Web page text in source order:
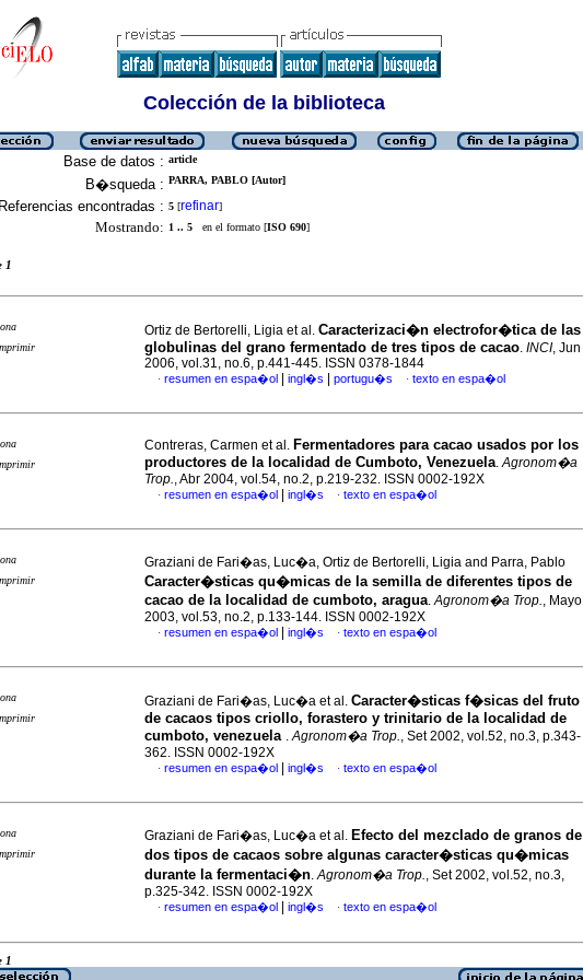
Colección de la biblioteca
Base de datos : article
B�squeda : PARRA, PABLO [Autor]
Referencias encontradas : 5 [refinar]
Mostrando: 1 .. 5 en el formato [ISO 690]
1
Ortiz de Bertorelli, Ligia et al. Caracterizaci�n electrofor�tica de las
globulinas del grano fermentado de tres tipos de cacao. INCI, Jun
2006, vol.31, no.6, p.441-445. ISSN 0378-1844
· resumen en espa�ol ingl�s portugu�s · texto en espa�ol
Contreras, Carmen et al. Fermentadores para cacao usados por los
productores de la localidad de Cumboto, Venezuela.Agronom�a
Trop., Abr 2004, vol.54, no.2, p.219-232. ISSN 0002-192X
· resumen en espa�ol ingl�s · texto en espa�ol
Graziani de Fari�as, Luc�a, Ortiz de Bertorelli, Ligia and Parra, Pablo
Caracter�sticas qu�micas de la semilla de diferentes tipos de
cacao de la localidad de cumboto, aragua.Agronom�a Trop., Mayo
2003, vol.53, no.2, p.133-144. ISSN 0002-192X
· resumen en espa�ol ingl�s · texto en espa�ol
Graziani de Fari�as, Luc�a et al. Caracter�sticas f�sicas del fruto
de cacaos tipos criollo, forastero y trinitario de la localidad de
cumboto, venezuela .Agronom�a Trop., Set 2002, vol.52, no.3, p.343-
362. ISSN 0002-192X
· resumen en espa�ol ingl�s · texto en espa�ol
Graziani de Fari�as, Luc�a et al. Efecto del mezclado de granos de
dos tipos de cacaos sobre algunas caracter�sticas qu�micas
durante la fermentaci�n.Agronom�a Trop., Set 2002, vol.52, no.3,
p.325-342. ISSN 0002-192X
· resumen en espa�ol ingl�s · texto en espa�ol
1